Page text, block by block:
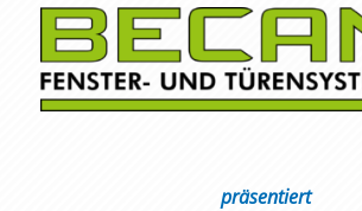
präsentiert